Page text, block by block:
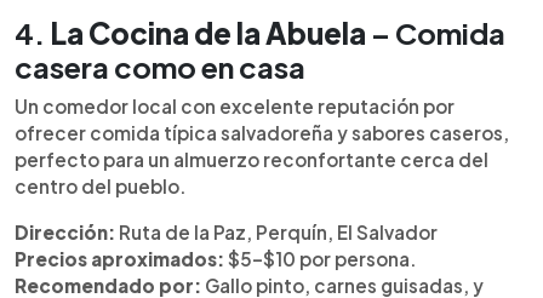
4. La Cocina de la Abuela – Comida
casera como en casa
Un comedor local con excelente reputación por
ofrecer comida típica salvadoreña y sabores caseros,
perfecto para un almuerzo reconfortante cerca del
centro del pueblo.
Dirección: Ruta de la Paz, Perquín, El Salvador
Precios aproximados: $5–$10 por persona.
Recomendado por: Gallo pinto, carnes guisadas, y